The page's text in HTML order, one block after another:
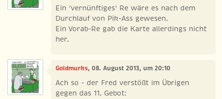
Ein 'vernünftiges' Re wäre es nach dem
Durchlauf von Pik-Ass gewesen.
Ein Vorab-Re gab die Karte allerdings nicht
her.
Goldmurks, 08. August 2013, um 20:10
Ach so - der Fred verstößt im Übrigen
gegen das 11. Gebot: